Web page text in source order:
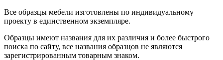
Все образцы мебели изготовлены по индивидуальному
проекту в единственном экземпляре.
Образцы имеют названия для их различия и более быстрого
поиска по сайту, все названия образцов не являются
зарегистрированным товарным знаком.